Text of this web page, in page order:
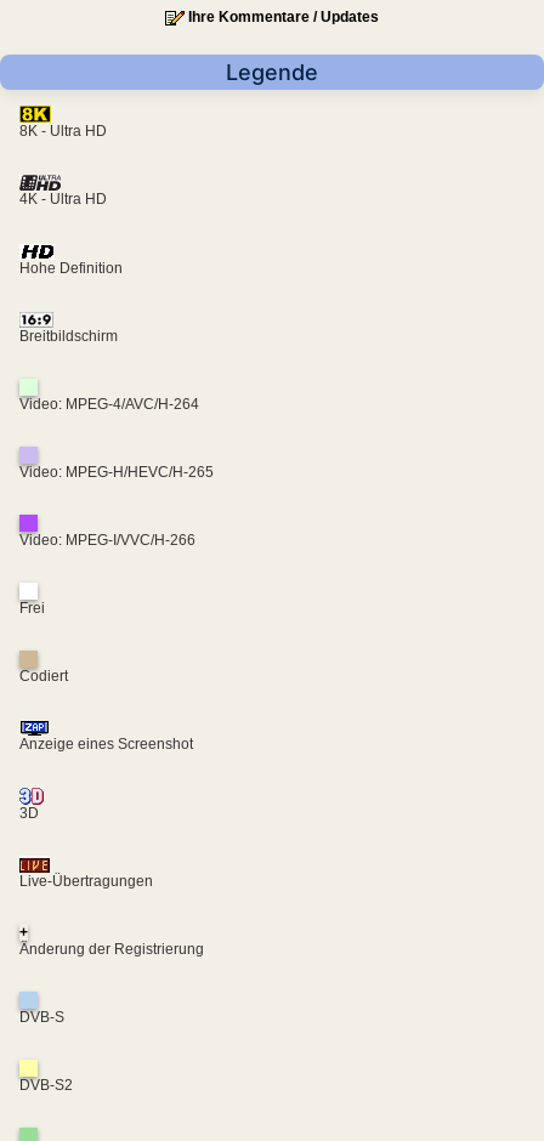
Ihre Kommentare / Updates
Legende
8K - Ultra HD
4K - Ultra HD
Hohe Definition
Breitbildschirm
Video: MPEG-4/AVC/H-264
Video: MPEG-H/HEVC/H-265
Video: MPEG-I/VVC/H-266
Frei
Codiert
Anzeige eines Screenshot
3D
Live-Übertragungen
+
Änderung der Registrierung
DVB-S
DVB-S2